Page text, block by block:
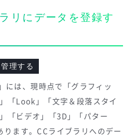
リにデータを登録す
理する
には、現時点で「グラフィッ
「Look」「文字＆段落スタイ
「ビデオ」「3D」「パター
ります。CCライブラリへのデー